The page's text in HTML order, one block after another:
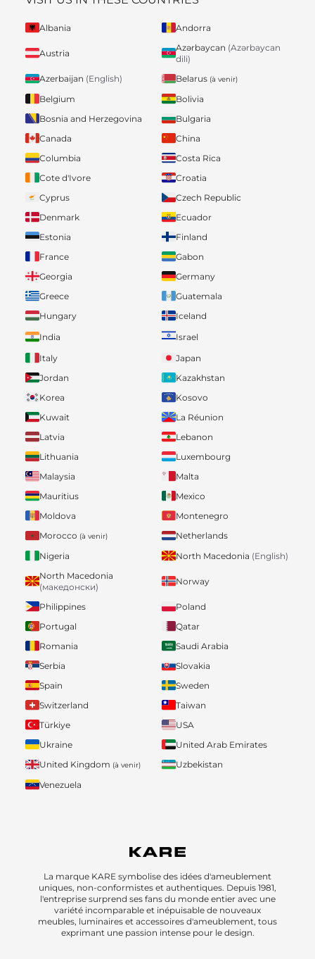
Albania Andorra
Austria
Azərbaycan (Azərbaycan
dili)
Azerbaijan (English) Belarus (à venir)
Belgium
Bolivia
Bosnia and Herzegovina
Bulgaria
Canada
China
Columbia
Costa Rica
Cote d'Ivore
Croatia
Cyprus
Czech Republic
Denmark
Ecuador
Estonia
Finland
France
Gabon
Georgia
Germany
Greece
Guatemala
Hungary
Iceland
India
Israel
Italy
Japan
Jordan
Kazakhstan
Korea
Kosovo
Kuwait
La Réunion
Latvia
Lebanon
Lithuania
Luxembourg
Malaysia
Malta
Mauritius
Mexico
Moldova
Montenegro
Morocco (à venir)
Netherlands
Nigeria
North Macedonia (English)
North Macedonia
(македонски)
Norway
Philippines
Poland
Portugal
Qatar
Romania
Saudi Arabia
Serbia
Slovakia
Spain
Sweden
Switzerland
Taiwan
Türkiye
USA
Ukraine
United Arab Emirates
United Kingdom (à venir)
Uzbekistan
Venezuela
La marque KARE symbolise des idées d'ameublement
uniques, non-conformistes et authentiques. Depuis 1981,
l'entreprise surprend ses fans du monde entier avec une
variété incomparable et inépuisable de nouveaux
meubles, luminaires et accessoires d'ameublement, tous
exprimant une passion intense pour le design.